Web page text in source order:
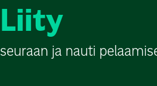
Liity
seuraan ja nauti